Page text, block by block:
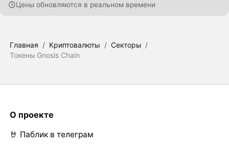
Цены обновляются в реальном времени
Главная / Криптовалюты / Секторы /
Токены Gnosis Chain
О проекте
🤘 Паблик в телеграм